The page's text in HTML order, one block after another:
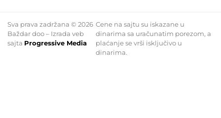
Sva prava zadržana © 2026
Baždar doo – Izrada veb
sajta Progressive Media
Cene na sajtu su iskazane u
dinarima sa uračunatim porezom, a
plaćanje se vrši isključivo u
dinarima.